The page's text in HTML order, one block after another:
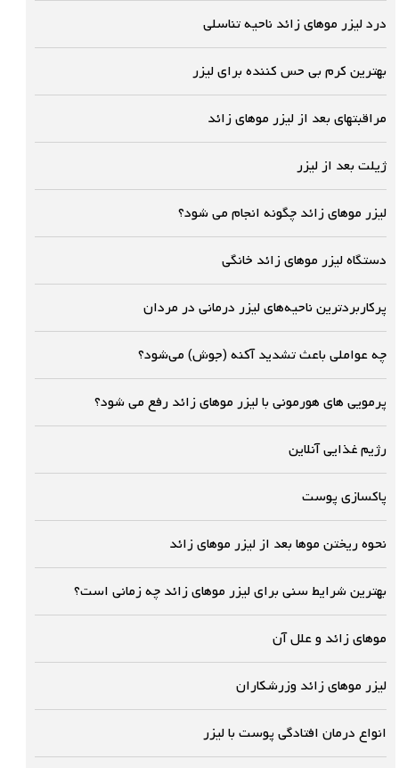
درد لیزر موهای زائد ناحیه تناسلی
بهترین کرم بی حس کننده برای لیزر
مراقبتهای بعد از لیزر موهای زائد
ژیلت بعد از لیزر
لیزر موهای زائد چگونه انجام می شود؟
دستگاه لیزر موهای زائد خانگی
پرکاربردترین ناحیه‌های لیزر درمانی در مردان
چه عواملی باعث تشدید آکنه (جوش) می‌شود؟
پرمویی های هورمونی با لیزر موهای زائد رفع می شود؟
رژیم غذایی آنلاین
پاکسازی پوست
نحوه ریختن موها بعد از لیزر موهای زائد
بهترین شرایط سنی برای لیزر موهای زائد چه زمانی است؟
موهاى زائد و علل آن
لیزر موهای زائد وزرشکاران
انواع درمان افتادگی پوست با لیزر